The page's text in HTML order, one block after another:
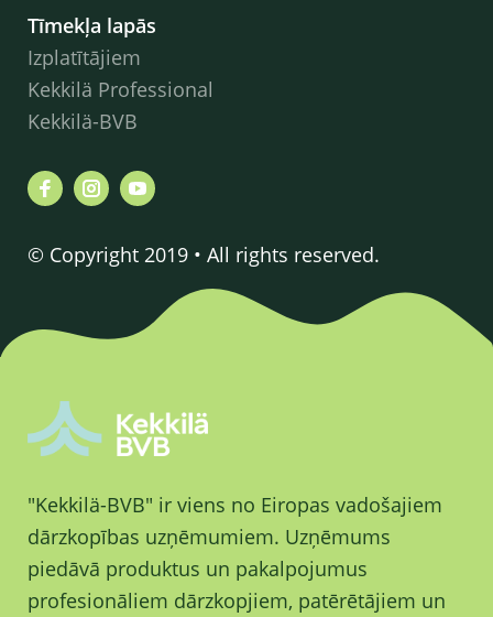
Tīmekļa lapās
Izplatītājiem
Kekkilä Professional
Kekkilä-BVB
© Copyright 2019 • All rights reserved.
"Kekkilä-BVB" ir viens no Eiropas vadošajiem
dārzkopības uzņēmumiem. Uzņēmums
piedāvā produktus un pakalpojumus
profesionāliem dārzkopjiem, patērētājiem un